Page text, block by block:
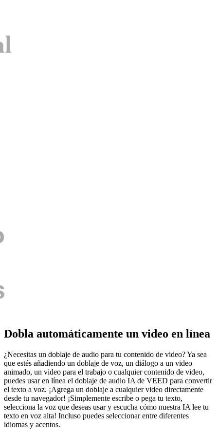
Dobla automáticamente un video en línea
¿Necesitas un doblaje de audio para tu contenido de video? Ya sea
que estés añadiendo un doblaje de voz, un diálogo a un video
animado, un video para el trabajo o cualquier contenido de video,
puedes usar en línea el doblaje de audio IA de VEED para convertir
el texto a voz. ¡Agrega un doblaje a cualquier video directamente
desde tu navegador! ¡Simplemente escribe o pega tu texto,
selecciona la voz que deseas usar y escucha cómo nuestra IA lee tu
texto en voz alta! Incluso puedes seleccionar entre diferentes
idiomas y acentos.